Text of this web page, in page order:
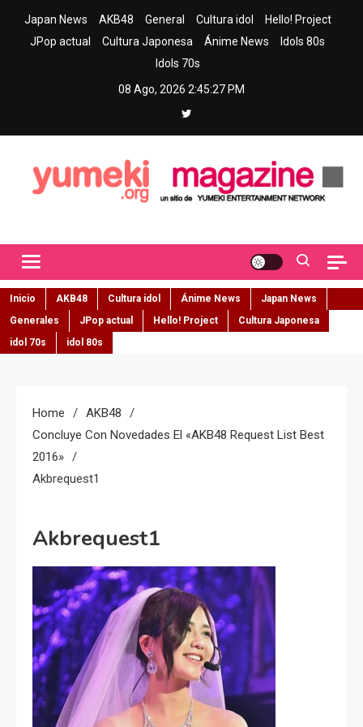
Japan News AKB48 General Cultura idol
Hello! Project
JPop actual
Cultura Japonesa Ánime News
Idols 80s
Idols 70s
08 Ago, 2026 2:45:28 PM
Inicio AKB48 Cultura idol Ánime News
Japan News
Generales
JPop actual Hello! Project
Cultura Japonesa
idol 70s
idol 80s
Home
AKB48
Concluye Con Novedades El «AKB48 Request List Best
2016»
Akbrequest1
Akbrequest1